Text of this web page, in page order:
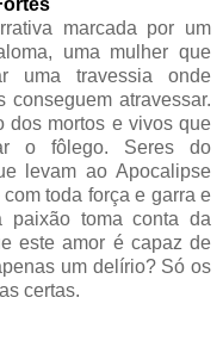
marcada por um
uma mulher que
uma travessia onde
conseguem atravessar.
dos mortos e vivos que
o fôlego. Seres do
levam ao Apocalipse
toda força e garra e
paixão toma conta da
este amor é capaz de
um delírio? Só os
certas.